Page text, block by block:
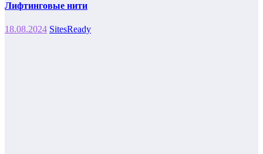
Лифтинговые нити
18.08.2024 SitesReady